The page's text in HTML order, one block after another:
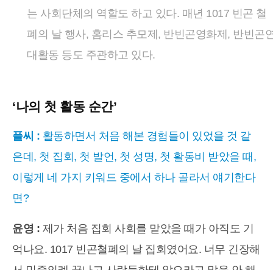
는 사회단체의 역할도 하고 있다. 매년 1017 빈곤 철
폐의 날 행사, 홈리스 추모제, 반빈곤영화제, 반빈곤
대활동 등도 주관하고 있다.
‘나의 첫 활동 순간’
플씨 : 활동하면서 처음 해본 경험들이 있었을 것 같
은데, 첫 집회, 첫 발언, 첫 성명, 첫 활동비 받았을 때,
이렇게 네 가지 키워드 중에서 하나 골라서 얘기한다
면?
윤영 : 제가 처음 집회 사회를 맡았을 때가 아직도 기
억나요. 1017 빈곤철폐의 날 집회였어요. 너무 긴장해